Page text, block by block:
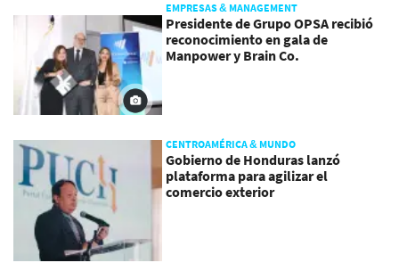
EMPRESAS & MANAGEMENT
Presidente de Grupo OPSA recibió
reconocimiento en gala de
Manpower y Brain Co.
CENTROAMÉRICA & MUNDO
Gobierno de Honduras lanzó
plataforma para agilizar el
comercio exterior